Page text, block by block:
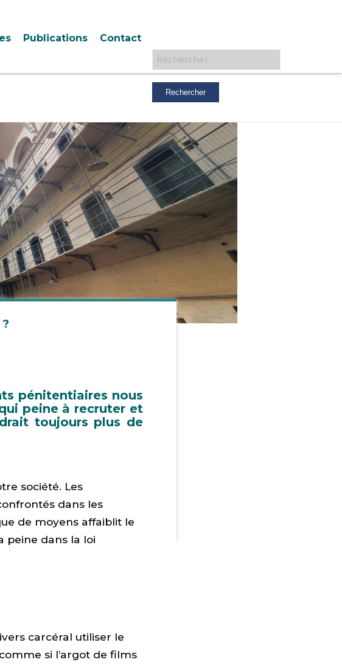
Publications Contact
Rechercher :
pénitentiaires nous
peine à recruter et
toujours plus de
société. Les
dans les
de moyens affaiblit le
peine dans la loi
carcéral utiliser le
si l’argot de films